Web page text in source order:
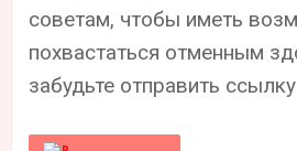
советам, чтобы иметь
похвастаться отменным
забудьте отправить